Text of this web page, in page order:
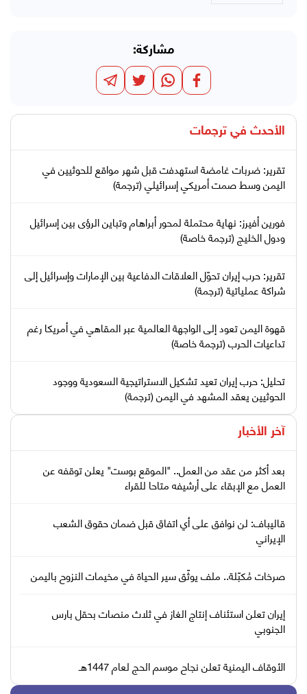
مشاركة:
الأحدث في ترجمات
تقرير: ضربات غامضة استهدفت قبل شهر مواقع للحوثيين في
اليمن وسط صمت أمريكي إسرائيلي (ترجمة)
فورين أفيرز: نهاية محتملة لمحور أبراهام وتباين الرؤى بين إسرائيل
ودول الخليج (ترجمة خاصة)
تقرير: حرب إيران تحوّل العلاقات الدفاعية بين الإمارات وإسرائيل إلى
شراكة عملياتية (ترجمة)
قهوة اليمن تعود إلى الواجهة العالمية عبر المقاهي في أمريكا رغم
تداعيات الحرب (ترجمة خاصة)
تحليل: حرب إيران تعيد تشكيل الاستراتيجية السعودية ووجود
الحوثيين يعقد المشهد في اليمن (ترجمة)
آخر الأخبار
بعد أكثر من عقد من العمل.. "الموقع بوست" يعلن توقفه عن
العمل مع الإبقاء على أرشيفه متاحا للقراء
قاليباف: لن نوافق على أي اتفاق قبل ضمان حقوق الشعب
الإيراني
صرخات مُكبّلة.. ملف يوثّق سير الحياة في مخيمات النزوح باليمن
إيران تعلن استئناف إنتاج الغاز في ثلاث منصات بحقل بارس
الجنوبي
الأوقاف اليمنية تعلن نجاح موسم الحج لعام 1447هـ